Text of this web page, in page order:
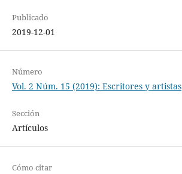
Publicado
2019-12-01
Número
Vol. 2 Núm. 15 (2019): Escritores y artistas
Sección
Artículos
Cómo citar